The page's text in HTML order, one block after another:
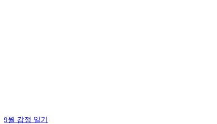
9월 감정 일기